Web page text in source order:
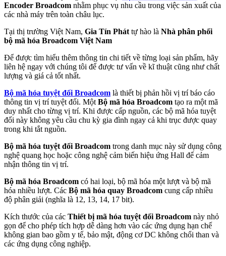
Encoder Broadcom nhằm phục vụ nhu cầu trong việc sản xuất của
các nhà máy trên toàn châu lục.
Tại thị trường Việt Nam, Gia Tín Phát tự hào là Nhà phân phối
bộ mã hóa Broadcom Việt Nam
Để được tìm hiểu thêm thông tin chi tiết về từng loại sản phẩm, hãy
liên hệ ngay với chúng tôi để được tư vấn về kĩ thuật cũng như chất
lượng và giá cả tốt nhất.
Bộ mã hóa tuyệt đối Broadcom là thiết bị phản hồi vị trí báo cáo
thông tin vị trí tuyệt đối. Một Bộ mã hóa Broadcom tạo ra một mã
duy nhất cho từng vị trí. Khi được cấp nguồn, các bộ mã hóa tuyệt
đối này không yêu cầu chu kỳ gia đình ngay cả khi trục được quay
trong khi tắt nguồn.
Bộ mã hóa tuyệt đối Broadcom trong danh mục này sử dụng công
nghệ quang học hoặc công nghệ cảm biến hiệu ứng Hall để cảm
nhận thông tin vị trí.
Bộ mã hóa Broadcom có hai loại, bộ mã hóa một lượt và bộ mã
hóa nhiều lượt. Các Bộ mã hóa quay Broadcom cung cấp nhiều
độ phân giải (nghĩa là 12, 13, 14, 17 bit).
Kích thước của các Thiết bị mã hóa tuyệt đối Broadcom này nhỏ
gọn để cho phép tích hợp dễ dàng hơn vào các ứng dụng hạn chế
không gian bao gồm y tế, bảo mật, động cơ DC không chổi than và
các ứng dụng công nghiệp.